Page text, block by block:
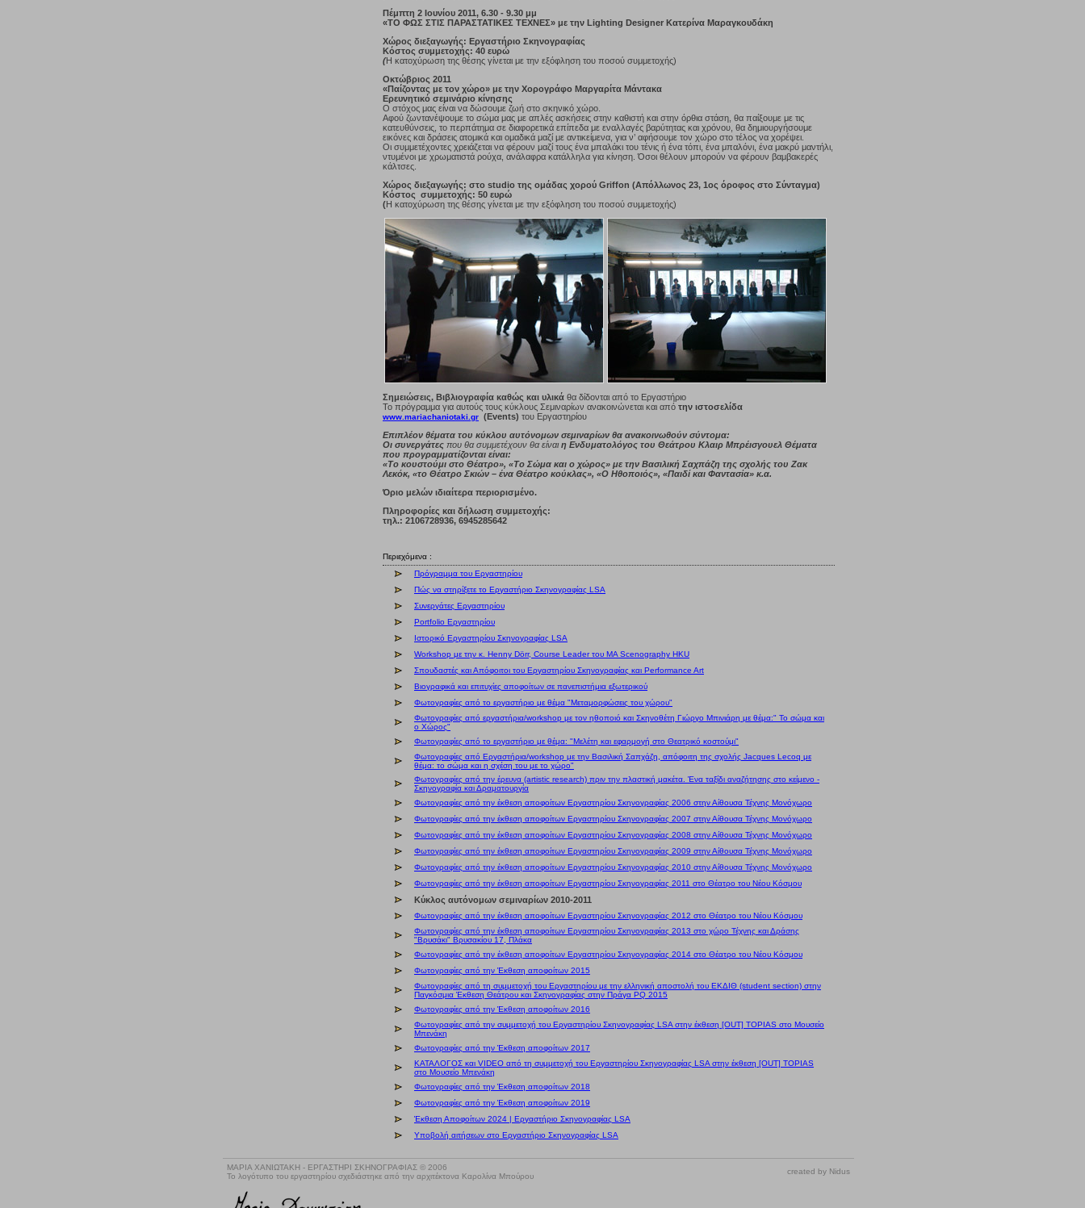
Πέμπτη 2 Ιουνίου 2011, 6.30 - 9.30 μμ
«ΤΟ ΦΩΣ ΣΤΙΣ ΠΑΡΑΣΤΑΤΙΚΕΣ ΤΕΧΝΕΣ» με την Lighting Designer Κατερίνα Μαραγκουδάκη
Χώρος διεξαγωγής: Εργαστήριο Σκηνογραφίας
Κόστος συμμετοχής: 40 ευρώ
(Η κατοχύρωση της θέσης γίνεται με την εξόφληση του ποσού συμμετοχής)
Οκτώβριος 2011
«Παίζοντας με τον χώρο» με την Χορογράφο Μαργαρίτα Μάντακα
Ερευνητικό σεμινάριο κίνησης
Ο στόχος μας είναι να δώσουμε ζωή στο σκηνικό χώρο.
Αφού ζωντανέψουμε το σώμα μας με απλές ασκήσεις στην καθιστή και στην όρθια στάση, θα παίξουμε με τις
κατευθύνσεις, το περπάτημα σε διαφορετικά επίπεδα με εναλλαγές βαρύτητας και χρόνου, θα δημιουργήσουμε
εικόνες και δράσεις ατομικά και ομαδικά μαζί με αντικείμενα, για ν’ αφήσουμε τον χώρο στο τέλος να χορέψει.
Οι συμμετέχοντες χρειάζεται να φέρουν μαζί τους ένα μπαλάκι του τένις ή ένα τόπι, ένα μπαλόνι, ένα μακρύ μαντήλι,
ντυμένοι με χρωματιστά ρούχα, ανάλαφρα κατάλληλα για κίνηση. Όσοι θέλουν μπορούν να φέρουν βαμβακερές
κάλτσες.
Χώρος διεξαγωγής: στο studio της ομάδας χορού Griffon (Απόλλωνος 23, 1ος όροφος στο Σύνταγμα)
Κόστος συμμετοχής: 50 ευρώ
(Η κατοχύρωση της θέσης γίνεται με την εξόφληση του ποσού συμμετοχής)
Σημειώσεις, Βιβλιογραφία καθώς και υλικά θα δίδονται από το Εργαστήριο
Το πρόγραμμα για αυτούς τους κύκλους Σεμιναρίων ανακοινώνεται και από την ιστοσελίδα
www.mariachaniotaki.gr (Events) του Εργαστηρίου
Επιπλέον θέματα του κύκλου αυτόνομων σεμιναρίων θα ανακοινωθούν σύντομα:
Οι συνεργάτες που θα συμμετέχουν θα είναι η Ενδυματολόγος του Θεάτρου Κλαιρ Μπρέισγουελ Θέματα
που προγραμματίζονται είναι:
«Το κουστούμι στο Θέατρο», «Το Σώμα και ο χώρος» με την Βασιλική Σαχπάζη της σχολής του Ζακ
Λεκόκ, «το Θέατρο Σκιών – ένα Θέατρο κούκλας», «Ο Ηθοποιός», «Παιδί και Φαντασία» κ.α.
Όριο μελών ιδιαίτερα περιορισμένο.
Πληροφορίες και δήλωση συμμετοχής:
τηλ.: 2106728936, 6945285642
Περιεχόμενα :
Πρόγραμμα του Εργαστηρίου
Πώς να στηρίξετε το Εργαστήριο Σκηνογραφίας LSA
Συνεργάτες Εργαστηρίου
Portfolio Εργαστηρίου
Ιστορικό Εργαστηρίου Σκηνογραφίας LSA
Workshop με την κ. Henny Dörr, Course Leader του MA Scenography HKU
Σπουδαστές και Απόφοιτοι του Εργαστηρίου Σκηνογραφίας και Performance Art
Βιογραφικά και επιτυχίες αποφοίτων σε πανεπιστήμια εξωτερικού
Φωτογραφίες από το εργαστήριο με θέμα "Μεταμορφώσεις του χώρου"
Φωτογραφίες από εργαστήρια/workshop με τον ηθοποιό και Σκηνοθέτη Γιώργο Μπινιάρη με θέμα:" Το σώμα και
ο Χώρος"
Φωτογραφίες από το εργαστήριο με θέμα: "Μελέτη και εφαρμογή στο Θεατρικό κοστούμι"
Φωτογραφίες από Εργαστήρια/workshop με την Βασιλική Σαπχάζη, απόφοιτη της σχολής Jacques Lecoq με
θέμα: το σώμα και η σχέση του με το χώρο"
Φωτογραφίες από την έρευνα (artistic research) πριν την πλαστική μακέτα. Ένα ταξίδι αναζήτησης στο κείμενο -
Σκηνογραφία και Δραματουργία
Φωτογραφίες από την έκθεση αποφοίτων Εργαστηρίου Σκηνογραφίας 2006 στην Αίθουσα Τέχνης Μονόχωρο
Φωτογραφίες από την έκθεση αποφοίτων Εργαστηρίου Σκηνογραφίας 2007 στην Αίθουσα Τέχνης Μονόχωρο
Φωτογραφίες από την έκθεση αποφοίτων Εργαστηρίου Σκηνογραφίας 2008 στην Αίθουσα Τέχνης Μονόχωρο
Φωτογραφίες από την έκθεση αποφοίτων Εργαστηρίου Σκηνογραφίας 2009 στην Αίθουσα Τέχνης Μονόχωρο
Φωτογραφίες από την έκθεση αποφοίτων Εργαστηρίου Σκηνογραφίας 2010 στην Αίθουσα Τέχνης Μονόχωρο
Φωτογραφίες από την έκθεση αποφοίτων Εργαστηρίου Σκηνογραφίας 2011 στο Θέατρο του Νέου Κόσμου
Kύκλος αυτόνομων σεμιναρίων 2010-2011
Φωτογραφίες από την έκθεση αποφοίτων Εργαστηρίου Σκηνογραφίας 2012 στο Θέατρο του Νέου Κόσμου
Φωτογραφίες από την έκθεση αποφοίτων Εργαστηρίου Σκηνογραφίας 2013 στο χώρο Τέχνης και Δράσης
"Βρυσάκι" Βρυσακίου 17, Πλάκα
Φωτογραφίες από την έκθεση αποφοίτων Εργαστηρίου Σκηνογραφίας 2014 στο Θέατρο του Νέου Κόσμου
Φωτογραφίες από την Έκθεση αποφοίτων 2015
Φωτογραφίες από τη συμμετοχή του Εργαστηρίου με την ελληνική αποστολή του ΕΚΔΙΘ (student section) στην
Παγκόσμια Έκθεση Θεάτρου και Σκηνογραφίας στην Πράγα PQ 2015
Φωτογραφίες από την Έκθεση αποφοίτων 2016
Φωτογραφίες από την συμμετοχή του Εργαστηρίου Σκηνογραφίας LSA στην έκθεση [OUT] TOPIAS στο Μουσείο
Μπενάκη
Φωτογραφίες από την Έκθεση αποφοίτων 2017
ΚΑΤΑΛΟΓΟΣ και VIDEO από τη συμμετοχή του Εργαστηρίου Σκηνογραφίας LSA στην έκθεση [OUT] TOPIAS
στο Μουσείο Μπενάκη
Φωτογραφίες από την Έκθεση αποφοίτων 2018
Φωτογραφίες από την Έκθεση αποφοίτων 2019
Έκθεση Αποφοίτων 2024 | Εργαστήριο Σκηνογραφίας LSA
Υποβολή αιτήσεων στο Εργαστήριο Σκηνογραφίας LSA
ΜΑΡΙΑ ΧΑΝΙΩΤΑΚΗ - ΕΡΓΑΣΤΗΡΙ ΣΚΗΝΟΓΡΑΦΙΑΣ © 2006
Το λογότυπο του εργαστηρίου σχεδιάστηκε από την αρχιτέκτονα Καρολίνα Μπούρου
created by Nidus